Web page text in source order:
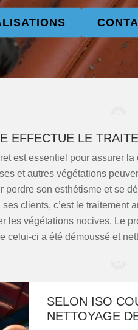
EFFECTUE LE
est essentiel pour assurer
et autres végétations
perdre son esthétisme et se
clients, c’est le traitement
les végétations nocives. Le
celui-ci a été démoussé et
SELON ISO
NETTOYAGE